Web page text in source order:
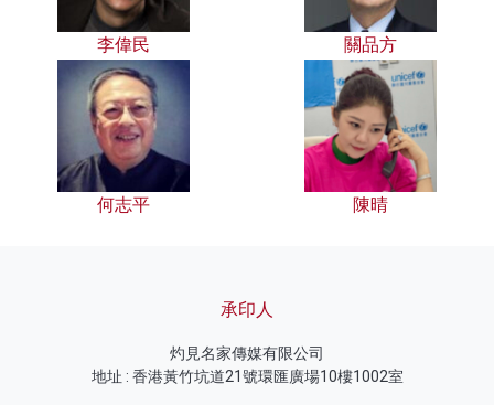
李偉民 關品方
何志平 陳晴
承印人
灼見名家傳媒有限公司
地址 : 香港黃竹坑道21號環匯廣場10樓1002室